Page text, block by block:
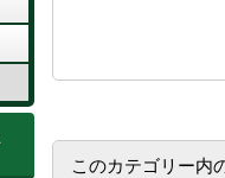
このカテゴリー内